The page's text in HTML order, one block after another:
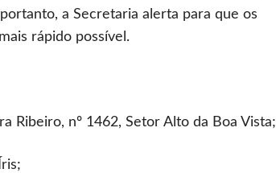
a Secretaria alerta para que os
rápido possível.
Ribeiro, nº 1462, Setor Alto da Boa Vista;